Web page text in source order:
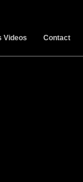
Videos Contact